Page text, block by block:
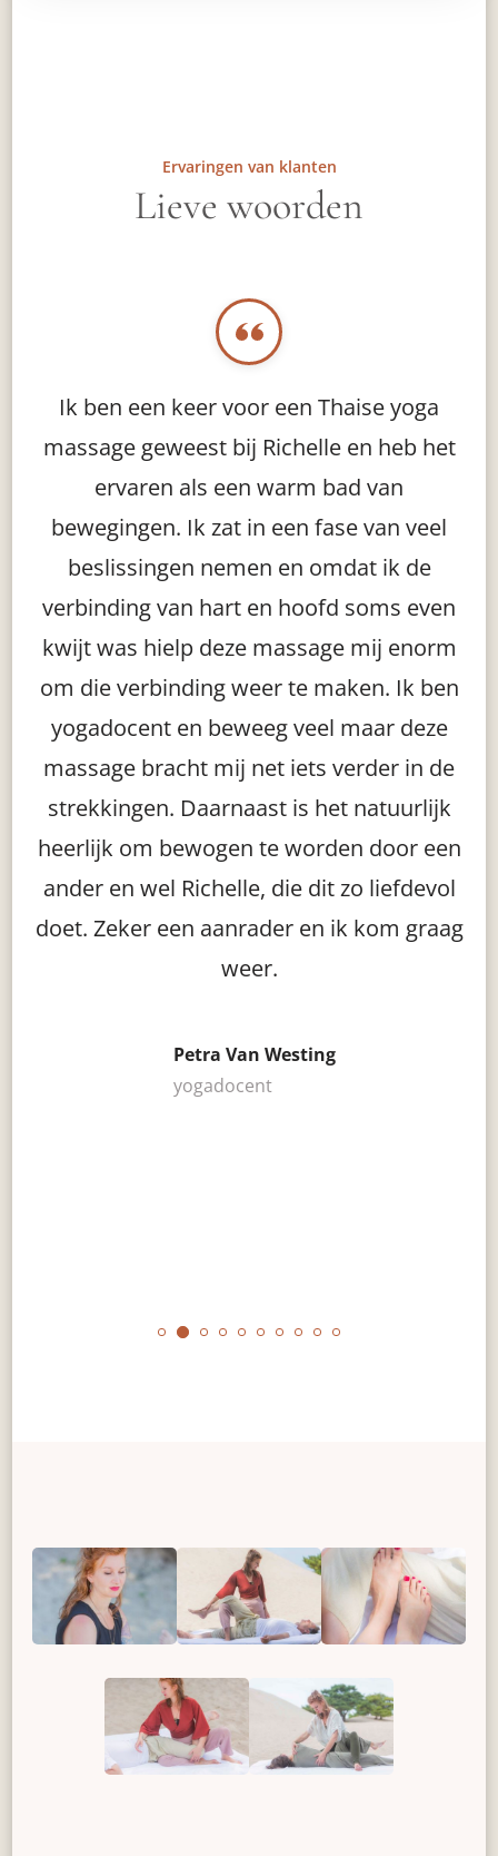
Ervaringen van klanten
Lieve woorden
Petra Van Westing
yogadocent
Ik ben een keer voor een Thaise yoga
massage geweest bij Richelle en heb het
ervaren als een warm bad van
bewegingen. Ik zat in een fase van veel
beslissingen nemen en omdat ik de
verbinding van hart en hoofd soms even
kwijt was hielp deze massage mij enorm
om die verbinding weer te maken. Ik ben
yogadocent en beweeg veel maar deze
massage bracht mij net iets verder in de
strekkingen. Daarnaast is het natuurlijk
heerlijk om bewogen te worden door een
ander en wel Richelle, die dit zo liefdevol
doet. Zeker een aanrader en ik kom graag
weer.